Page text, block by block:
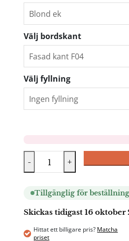
Välj bordskant
Välj fyllning
- +
Tillgänglig för beställning
Skickas tidigast 16 oktober
Hittat ett billigare pris? Matcha
priset